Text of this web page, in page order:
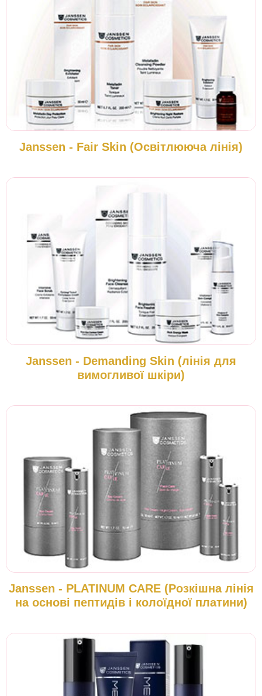
Janssen - Fair Skin (Освітлююча лінія)
Janssen - Demanding Skin (лінія для
вимогливої шкіри)
Janssen - PLATINUM CARE (Розкішна лінія
на основі пептидів і колоїдної платини)